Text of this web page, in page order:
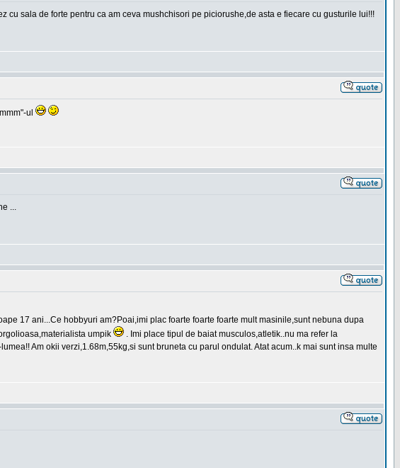
sala de forte pentru ca am ceva mushchisori pe piciorushe,de asta e fiecare cu gusturile lui!!!
ul
...
17 ani...Ce hobbyuri am?Poai,imi plac foarte foarte foarte mult masinile,sunt nebuna dupa
umpik
. Imi place tipul de baiat musculos,atletik..nu ma refer la
Am okii verzi,1.68m,55kg,si sunt bruneta cu parul ondulat. Atat acum..k mai sunt insa multe